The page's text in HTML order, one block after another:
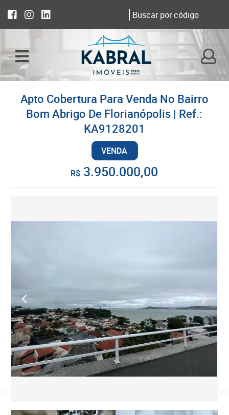
Apto Cobertura Para Venda No Bairro
Bom Abrigo De Florianópolis | Ref.:
KA9128201
VENDA
R$ 3.950.000,00